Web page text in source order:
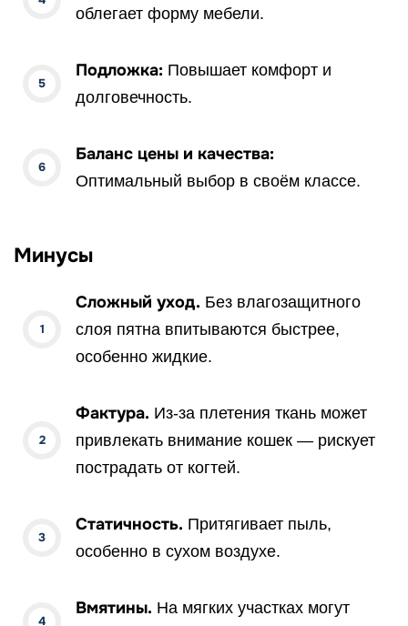
облегает форму мебели.
Подложка: Повышает комфорт и
долговечность.
Баланс цены и качества:
Оптимальный выбор в своём классе.
Минусы
Сложный уход. Без влагозащитного
слоя пятна впитываются быстрее,
особенно жидкие.
Фактура. Из-за плетения ткань может
привлекать внимание кошек — рискует
пострадать от когтей.
Статичность. Притягивает пыль,
особенно в сухом воздухе.
Вмятины. На мягких участках могут